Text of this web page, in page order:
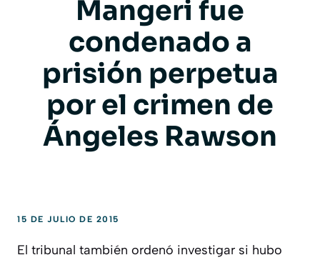
Mangeri fue
condenado a
prisión perpetua
por el crimen de
Ángeles Rawson
15 DE JULIO DE 2015
El tribunal también ordenó investigar si hubo